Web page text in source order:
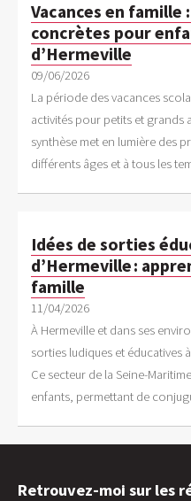
Vacances en
concrètes pour
d’Hermeville
09/06/2026
La période des vacances
activités pour petits et grands
synthèse met en lumière des
différents âges et à tous les
Idées de sorties
d’Hermeville :
famille
11/04/2026
À Hermeville et dans ses
sorties ludiques et éducatives
Ce secteur de la Seine-
enfants, permettant de
Retrouvez-moi sur les